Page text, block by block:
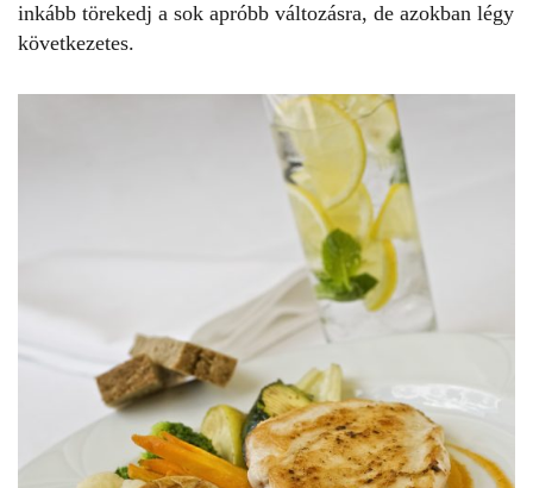
inkább törekedj a sok apróbb változásra, de azokban légy
következetes.